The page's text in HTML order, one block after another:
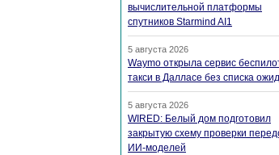
вычислительной платформы
спутников Starmind AI1
5 августа 2026
Waymo открыла сервис
такси в Далласе без списка
5 августа 2026
WIRED: Белый дом подготовил
закрытую схему проверки
ИИ-моделей